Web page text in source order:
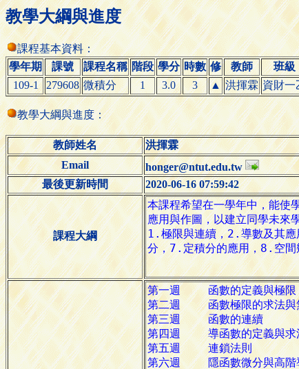
教學大綱與進度
課程基本資料：
學年期
課號 課程名稱 階段 學分 時數 修 教師 班級
109-1
279608 微積分 1 3.0 3 ▲ 洪揮霖 資財一
教學大綱與進度：
教師姓名
洪揮霖
Email
honger@ntut.edu.tw
最後更新時間
2020-06-16 07:59:42
課程大綱